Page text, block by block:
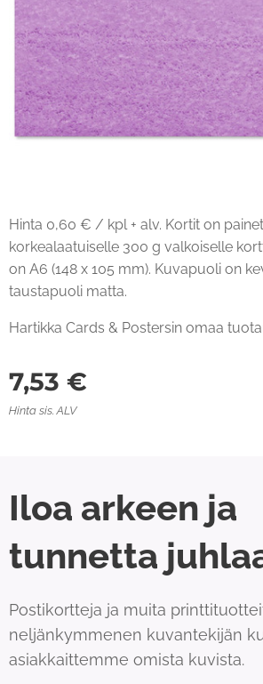
Hinta 0,60 € / kpl + alv. Kortit on
korkealaatuiselle 300 g valkoiselle
on A6 (148 x 105 mm). Kuvapuoli on
taustapuoli matta.
Hartikka Cards & Postersin omaa
7,53 €
Hinta sis. ALV
Iloa arkeen ja
tunnetta
Postikortteja ja muita
neljänkymmenen kuvantekijän
asiakkaittemme omista kuvista.